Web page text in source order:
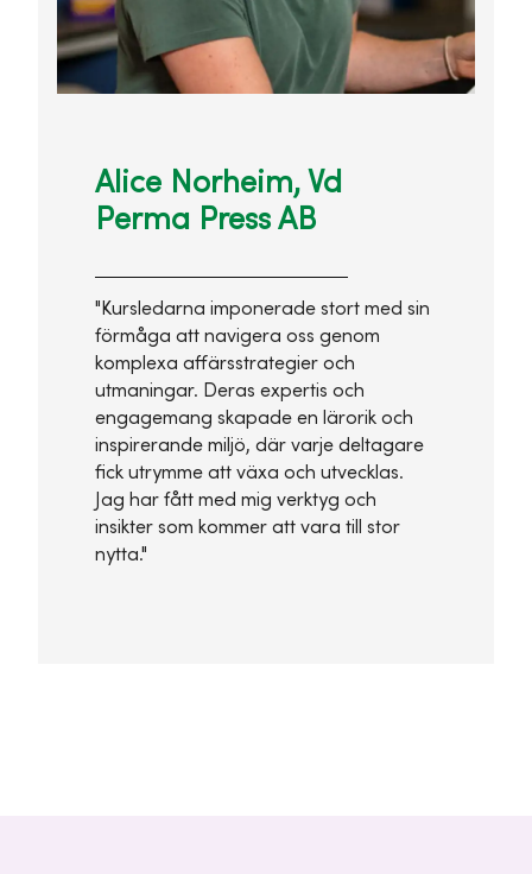
Alice Norheim, Vd
Perma Press AB
"Kursledarna imponerade stort med sin
förmåga att navigera oss genom
komplexa affärsstrategier och
utmaningar. Deras expertis och
engagemang skapade en lärorik och
inspirerande miljö, där varje deltagare
fick utrymme att växa och utvecklas.
Jag har fått med mig verktyg och
insikter som kommer att vara till stor
nytta."